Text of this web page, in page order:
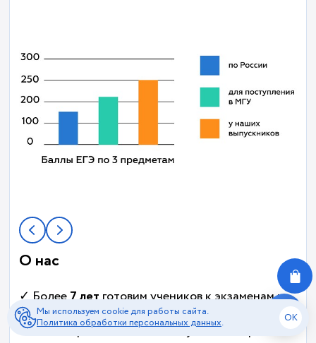
О нас
✓ Более7 лет готовим учеников к экзаменам и
поступлению в лучшие ВУЗы страны
✓ За это времяболее 20 000учеников прошли
Мы используем cookie для работы сайта.
Политика обработки персональных данных. OK